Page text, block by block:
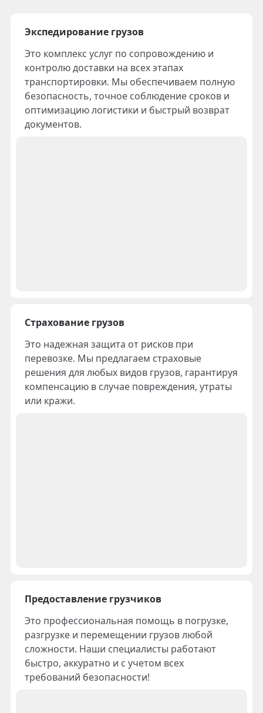
Экспедирование грузов
Это комплекс услуг по сопровождению и
контролю доставки на всех этапах
транспортировки. Мы обеспечиваем полную
безопасность, точное соблюдение сроков и
оптимизацию логистики и быстрый возврат
документов.
Страхование грузов
Это надежная защита от рисков при
перевозке. Мы предлагаем страховые
решения для любых видов грузов, гарантируя
компенсацию в случае повреждения, утраты
или кражи.
Предоставление грузчиков
Это профессиональная помощь в погрузке,
разгрузке и перемещении грузов любой
сложности. Наши специалисты работают
быстро, аккуратно и с учетом всех
требований безопасности!